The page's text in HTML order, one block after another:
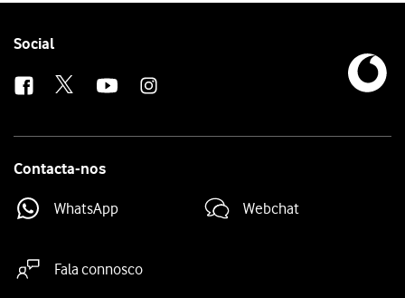
Follow
Social
Contacta-nos
WhatsApp Webchat
Fala connosco